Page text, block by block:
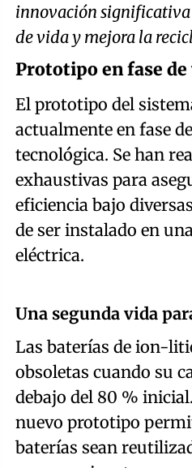
innovación significativa
de vida y mejora la
Prototipo en fase
El prototipo del
actualmente en fase
tecnológica. Se han
exhaustivas para
eficiencia bajo
de ser instalado en
eléctrica.
Una segunda vida
Las baterías de ion-
obsoletas cuando su
debajo del 80 %
nuevo prototipo
baterías sean